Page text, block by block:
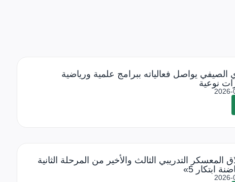
الصيفي يواصل فعالياته ببرامج علمية ورياضية
نوعية
2026-
المعسكر التدريبي الثالث والأخير من المرحلة الثانية
ابتكار 5»
2026-